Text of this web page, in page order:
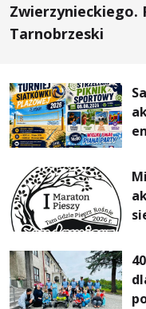
Zwierzynieckiego.
Tarnobrzeski